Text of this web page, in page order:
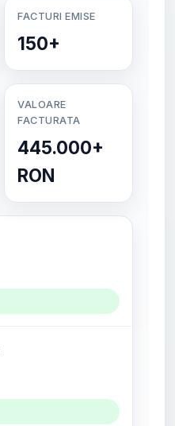
FACTURI EMISE
150+
VALOARE
FACTURATA
445.000+
RON